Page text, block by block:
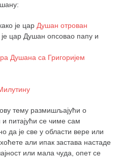
је цар Душан отрован
цар Душан опсовао папу и
Душана са Григоријем
тему размишљајући о
и питајући се чиме сам
да је све у области вере или
али ипак застава настаде
или мала чуда, опет се